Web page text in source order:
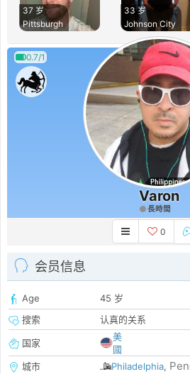
37 岁
Pittsburgh
33 岁
Johnson City
0.7/1
Varon
長時間
0
会员信息
Age
45 岁
搜索
认真的关系
国家
美
國
城市
Philadelphia,